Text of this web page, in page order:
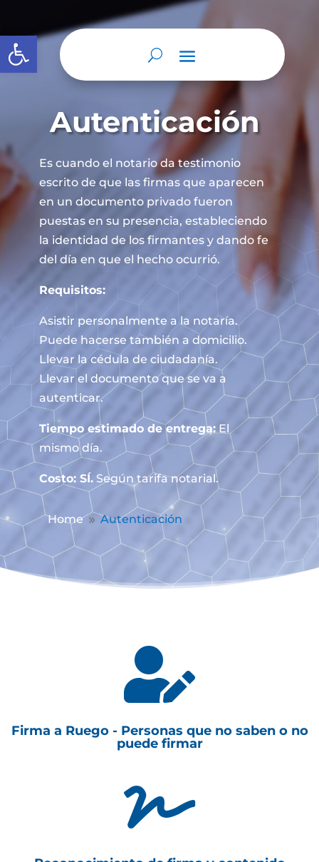
Abrir barra de herramientas
Autenticación
Es cuando el notario da testimonio
escrito de que las firmas que aparecen
en un documento privado fueron
puestas en su presencia, estableciendo
la identidad de los firmantes y dando fe
del día en que el hecho ocurrió.
Requisitos:
Asistir personalmente a la notaría.
Puede hacerse también a domicilio.
Llevar la cédula de ciudadanía.
Llevar el documento que se va a
autenticar.
Tiempo estimado de entrega:El
mismo día.
Costo: SÍ.Según tarifa notarial.
Home 9 Autenticación

Firma a Ruego - Personas que no saben o no
puede firmar
